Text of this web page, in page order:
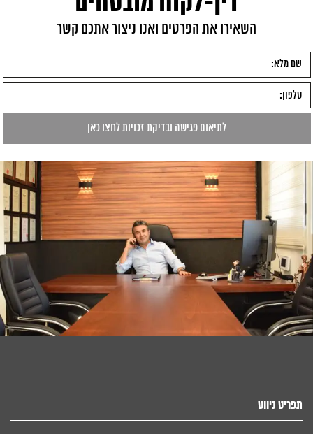
השאירו את הפרטים ואנו ניצור אתכם קשר
תפריט ניווט